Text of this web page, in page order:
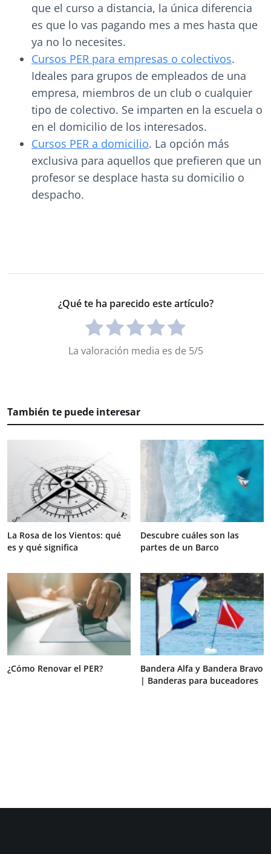
que el curso a distancia, la única diferencia
es que lo vas pagando mes a mes hasta que
ya no lo necesites.
Cursos PER para empresas o colectivos.
Ideales para grupos de empleados de una
empresa, miembros de un club o cualquier
tipo de colectivo. Se imparten en la escuela o
en el domicilio de los interesados.
Cursos PER a domicilio. La opción más
exclusiva para aquellos que prefieren que un
profesor se desplace hasta su domicilio o
despacho.
¿Qué te ha parecido este artículo?
La valoración media es de 5/5
También te puede interesar
La Rosa de los Vientos: qué
es y qué significa
Descubre cuáles son las
partes de un Barco
¿Cómo Renovar el PER?
Bandera Alfa y Bandera Bravo
| Banderas para buceadores